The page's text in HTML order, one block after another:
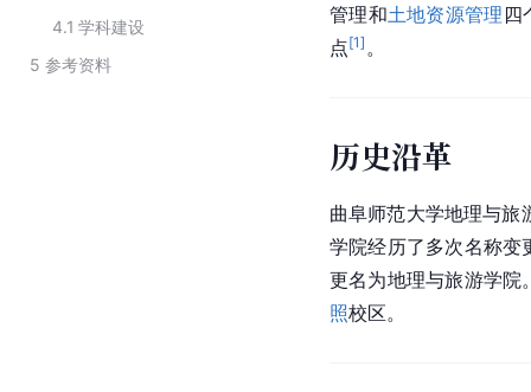
4.1 学科建设
5 参考资料
管理和土地资源管理 四
点[1] 。
历史沿革
曲阜师范大学地理与旅
学院经历了多次名称
更名为地理与旅游学院
照校区。